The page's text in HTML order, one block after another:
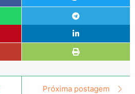
Próxima postagem